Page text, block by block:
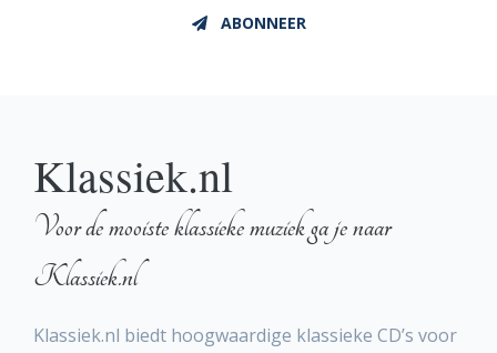
ABONNEER
Klassiek.nl
Voor de mooiste klassieke muziek ga je naar
Klassiek.nl
Klassiek.nl biedt hoogwaardige klassieke CD’s voor